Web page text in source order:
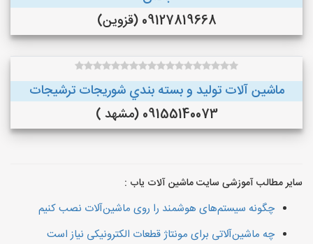
09127819668 (قزوین)
ماشین آلات توليد و بسته بندي شوريجات ترشيجات
09155140073 (مشهد )
سایر مطالب آموزشی سایت ماشین آلات یاب :
چگونه سیستم‌های هوشمند را روی ماشین‌آلات نصب کنیم
چه ماشین‌آلاتی برای مونتاژ قطعات الکترونیکی نیاز است